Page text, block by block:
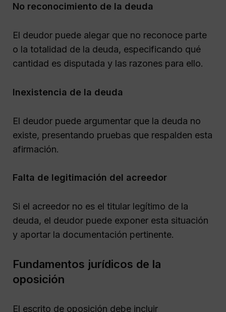
No reconocimiento de la deuda
El deudor puede alegar que no reconoce parte
o la totalidad de la deuda, especificando qué
cantidad es disputada y las razones para ello.
Inexistencia de la deuda
El deudor puede argumentar que la deuda no
existe, presentando pruebas que respalden esta
afirmación.
Falta de legitimación del acreedor
Si el acreedor no es el titular legítimo de la
deuda, el deudor puede exponer esta situación
y aportar la documentación pertinente.
Fundamentos jurídicos de la
oposición
El escrito de oposición debe incluir